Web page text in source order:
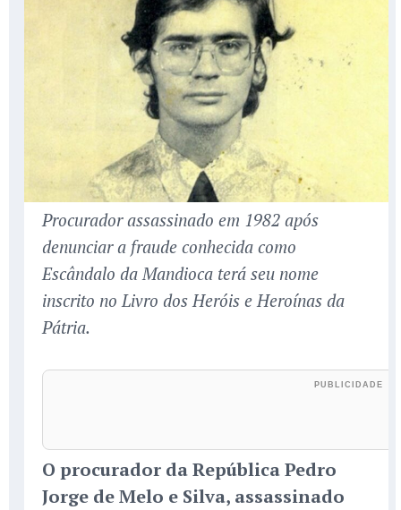
Procurador assassinado em 1982 após
denunciar a fraude conhecida como
Escândalo da Mandioca terá seu nome
inscrito no Livro dos Heróis e Heroínas da
Pátria.
O procurador da República Pedro
Jorge de Melo e Silva, assassinado